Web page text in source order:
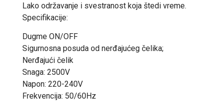
Lako održavanje i svestranost koja štedi vreme.
Specifikacije:
Dugme ON/OFF
Sigurnosna posuda od nerđajućeg čelika;
Nerđajući čelik
Snaga: 2500V
Napon: 220-240V
Frekvencija: 50/60Hz